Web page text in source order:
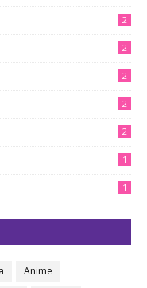
2
2
2
2
2
1
1
Anime